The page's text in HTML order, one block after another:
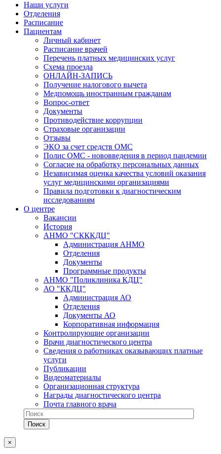
Наши услуги
Отделения
Расписание
Пациентам
Личный кабинет
Расписание врачей
Перечень платных медицинских услуг
Схема проезда
ОНЛАЙН-ЗАПИСЬ
Получение налогового вычета
Медпомощь иностранным гражданам
Вопрос-ответ
Документы
Противодействие коррупции
Страховые организации
Отзывы
ЭКО за счет средств ОМС
Полис ОМС - нововведения в период пандемии
Согласие на обработку персональных данных
Независимая оценка качества условий оказания
услуг медицинскими организациями
Правила подготовки к диагностическим
исследованиям
О центре
Вакансии
История
АНМО "СКККДЦ"
Администрация АНМО
Отделения
Документы
Программные продукты
АНМО "Поликлиника КДЦ"
АО "ККДЦ"
Администрация АО
Отделения
Документы АО
Корпоративная информация
Контролирующие организации
Врачи диагностического центра
Сведения о работниках оказывающих платные
услуги
Публикации
Видеоматериалы
Организационная структура
Награды диагностического центра
Почта главного врача
×